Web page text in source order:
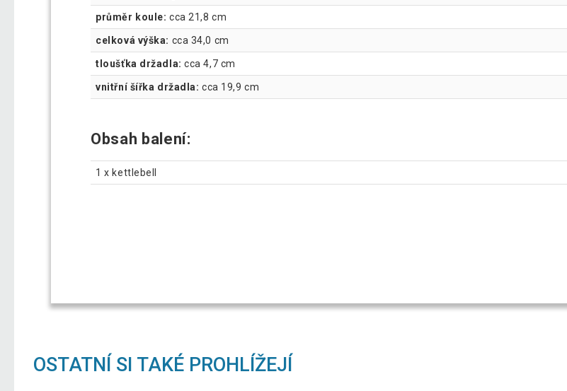
průměr koule: cca 21,8 cm
celková výška: cca 34,0 cm
tloušťka držadla: cca 4,7 cm
vnitřní šířka držadla: cca 19,9 cm
Obsah balení:
1 x kettlebell
OSTATNÍ SI TAKÉ PROHLÍŽEJÍ